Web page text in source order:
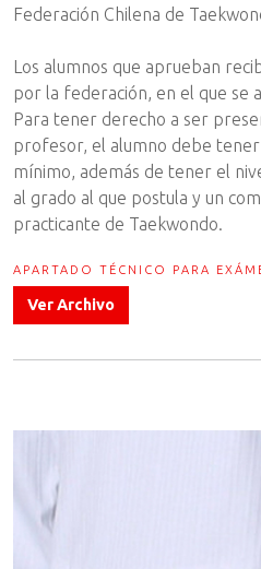
Federación Chilena de
Los alumnos que aprueban
por la federación, en el que se
Para tener derecho a ser
profesor, el alumno debe tener
mínimo, además de tener el
al grado al que postula y un
practicante de Taekwondo.
APARTADO TÉCNICO PARA
Ver Archivo